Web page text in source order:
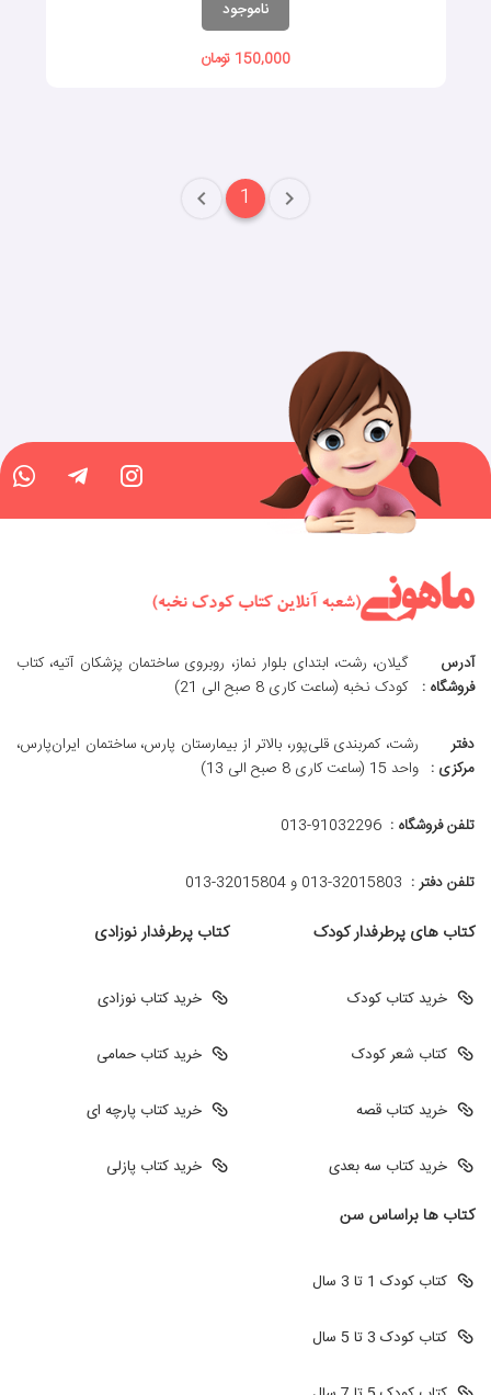
ناموجود
150,000 تومان
1
آدرس
فروشگاه :
گیلان، رشت، ابتدای بلوار نماز، روبروی ساختمان پزشکان آتیه، کتاب
کودک نخبه (ساعت کاری 8 صبح الی 21)
دفتر
مرکزی :
رشت، کمربندی قلی‌پور، بالاتر از بیمارستان پارس، ساختمان ایران‌پارس،
واحد 15 (ساعت کاری 8 صبح الی 13)
تلفن فروشگاه : 013-91032296
تلفن دفتر : 013-32015803 و 32015804-013
کتاب های پرطرفدار کودک
خرید کتاب کودک
کتاب شعر کودک
خرید کتاب قصه
خرید کتاب سه بعدی
کتاب پرطرفدار نوزادی
خرید کتاب نوزادی
خرید کتاب حمامی
خرید کتاب پارچه ای
خرید کتاب پازلی
کتاب ها براساس سن
کتاب کودک 1 تا 3 سال
کتاب کودک 3 تا 5 سال